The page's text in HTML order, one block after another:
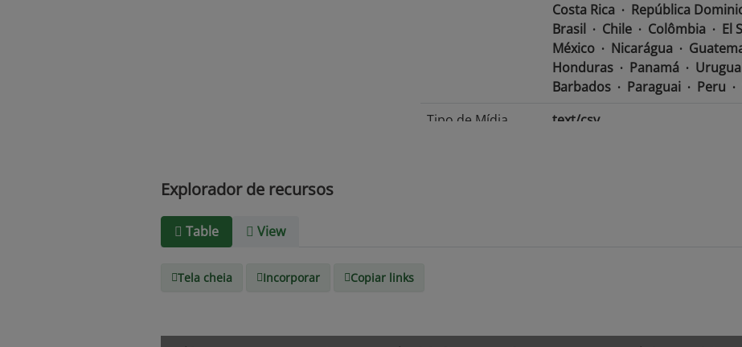
Costa Rica
República
Brasil
Chile Colômbia El
México
Nicarágua
Honduras
Panamá
Barbados
Paraguai Peru
Tipo de Mídia
text/csv
Explorador de recursos
Table View
Tela cheia Incorporar Copiar links